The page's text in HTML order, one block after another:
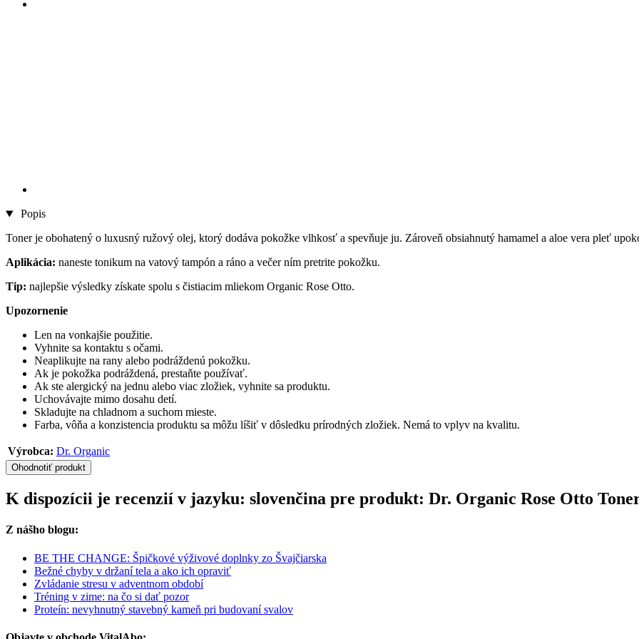
Popis
Toner je obohatený o luxusný ružový olej, ktorý dodáva pokožke vlhkosť a spevňuje ju. Zároveň obsiahnutý hamamel a aloe vera pleť
Aplikácia: naneste tonikum na vatový tampón a ráno a večer ním pretrite pokožku.
Tip: najlepšie výsledky získate spolu s čistiacim mliekom Organic Rose Otto.
Upozornenie
Len na vonkajšie použitie.
Vyhnite sa kontaktu s očami.
Neaplikujte na rany alebo podráždenú pokožku.
Ak je pokožka podráždená, prestaňte používať.
Ak ste alergický na jednu alebo viac zložiek, vyhnite sa produktu.
Uchovávajte mimo dosahu detí.
Skladujte na chladnom a suchom mieste.
Farba, vôňa a konzistencia produktu sa môžu líšiť v dôsledku prírodných zložiek. Nemá to vplyv na kvalitu.
Výrobca: Dr. Organic
Ohodnotiť produkt
K dispozícii je recenzií v jazyku: slovenčina pre produkt: Dr. Organic Rose Otto
Z nášho blogu:
BE THE CHANGE: Špičkové výživové doplnky zo Švajčiarska
Bežné chyby v držaní tela a ako ich opraviť
Zvládanie stresu v adventnom období
Tréning v zime: na čo si dať pozor
Proteín: nevyhnutný stavebný kameň pri budovaní svalov